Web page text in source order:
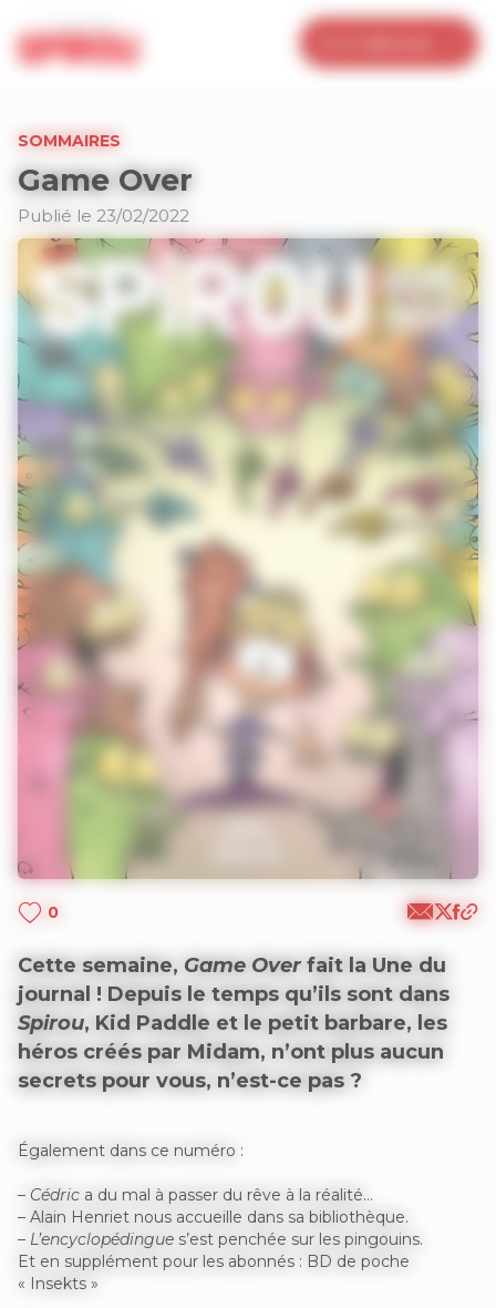
SOMMAIRES
Game Over
Publié le 23/02/2022
0
Cette semaine, Game Overfait la Une du
journal ! Depuis le temps qu’ils sont dans
Spirou, Kid Paddle et le petit barbare, les
héros créés par Midam, n’ont plus aucun
secrets pour vous, n’est-ce pas ?
Également dans ce numéro :
– Cédric a du mal à passer du rêve à la réalité…
– Alain Henriet nous accueille dans sa bibliothèque.
– L’encyclopédingue s’est penchée sur les pingouins.
Et en supplément pour les abonnés : BD de poche
« Insekts »